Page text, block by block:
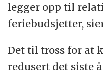
legger opp til
feriebudsjetter,
Det til tross for at
redusert det siste